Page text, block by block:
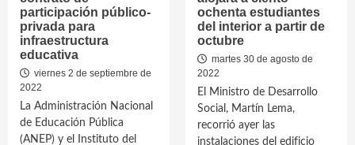
participación público-
privada para
infraestructura
educativa
viernes 2 de septiembre de
2022
La Administración Nacional
de Educación Pública
(ANEP) y el Instituto del
ochenta estudiantes
del interior a partir de
octubre
martes 30 de agosto de
2022
El Ministro de Desarrollo
Social, Martín Lema,
recorrió ayer las
instalaciones del edificio